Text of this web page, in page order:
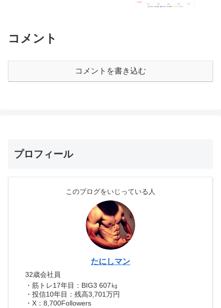
コメント
コメントを書き込む
プロフィール
このブログをいじっている人
たにしマン
32歳会社員
・筋トレ17年目：BIG3 607㎏
・投信10年目：残高3,701万円
・X：8,700Followers